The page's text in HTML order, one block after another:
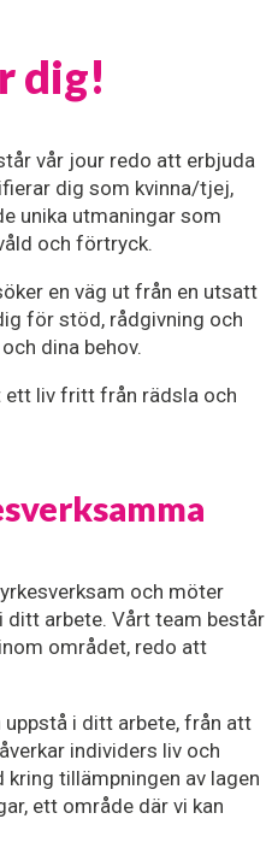
dig!
vår jour redo att erbjuda
dig som kvinna/tjej,
unika utmaningar som
och förtryck.
en väg ut från en utsatt
för stöd, rådgivning och
dina behov.
liv fritt från rädsla och
och möter
arbete. Vårt team består
området, redo att
i ditt arbete, från att
individers liv och
tillämpningen av lagen
ett område där vi kan